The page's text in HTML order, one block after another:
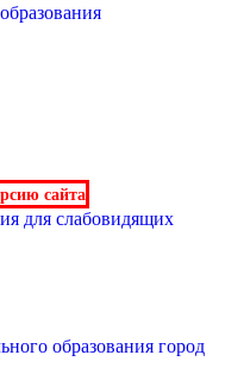
сайта
для слабовидящих
образования город